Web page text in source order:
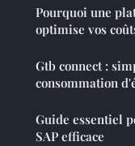
Pourquoi une
optimise vos
Gtb connect :
consommation
Guide essentiel
SAP efficace